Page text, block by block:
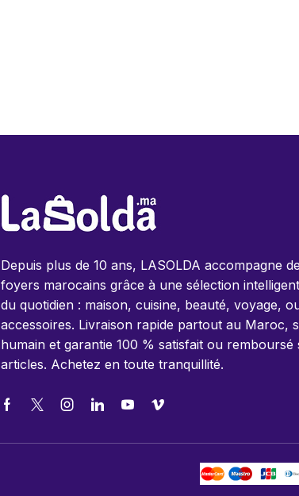
Depuis plus de 10 ans, LASOLDA accompagne
foyers marocains grâce à une sélection
du quotidien : maison, cuisine, beauté, voyage,
accessoires. Livraison rapide partout au Maroc,
humain et garantie 100 % satisfait ou
articles. Achetez en toute tranquillité.